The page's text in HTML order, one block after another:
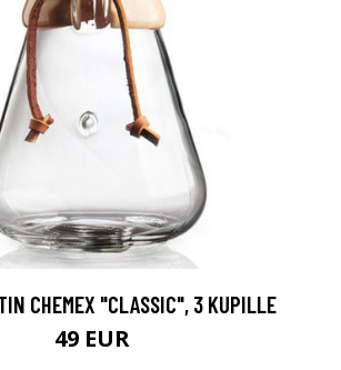
CHEMEX "CLASSIC", 3 KUPILLE
49 EUR